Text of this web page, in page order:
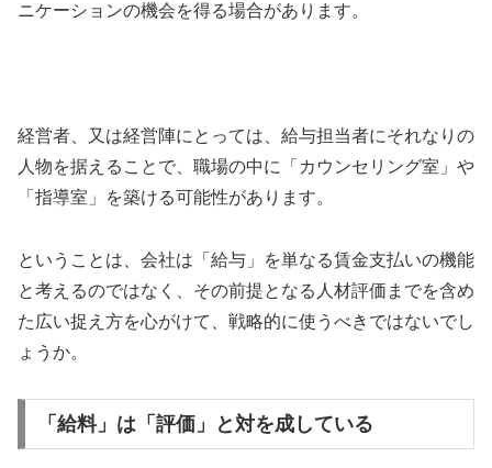
ニケーションの機会を得る場合があります。
経営者、又は経営陣にとっては、給与担当者にそれなりの
人物を据えることで、職場の中に「カウンセリング室」や
「指導室」を築ける可能性があります。
ということは、会社は「給与」を単なる賃金支払いの機能
と考えるのではなく、その前提となる人材評価までを含め
た広い捉え方を心がけて、戦略的に使うべきではないでし
ょうか。
「給料」は「評価」と対を成している